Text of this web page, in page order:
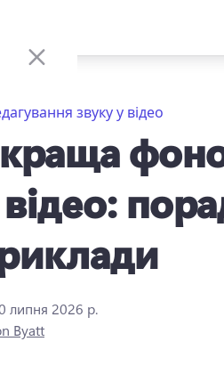
звуку у відео
липня 2026 р.
Byatt